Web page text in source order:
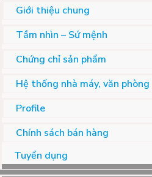
Giới thiệu chung
Tầm nhìn – Sứ mệnh
Chứng chỉ sản phẩm
Hệ thống nhà máy, văn phòng
Profile
Chính sách bán hàng
Tuyển dụng